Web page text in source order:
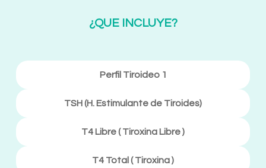
¿QUE INCLUYE?
Perfil Tiroideo 1
TSH (H. Estimulante de Tiroides)
T4 Libre ( Tiroxina Libre )
T4 Total ( Tiroxina )